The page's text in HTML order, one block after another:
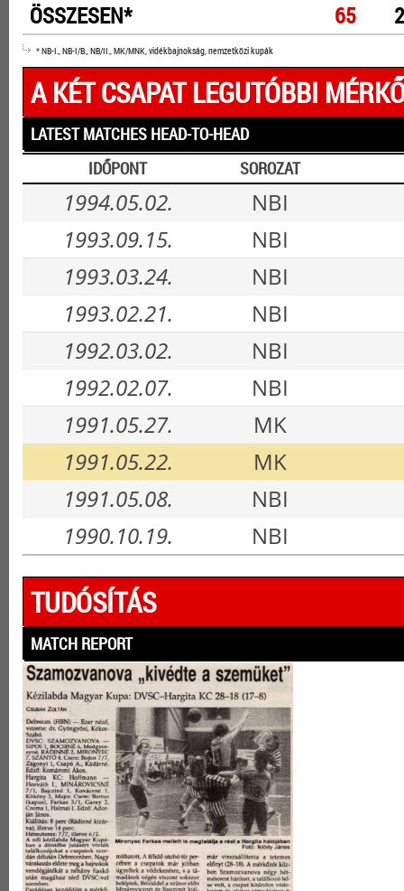
ÖSSZESEN* 65
* NB-I., NB-I/B., NB/II., MK/MNK, vidékbajnokság, nemzetközi kupák
A KÉT CSAPAT LEGUTÓBBI
LATEST MATCHES HEAD-TO-HEAD
IDŐPONT
SOROZAT
1994.05.02.
NBI
1993.09.15.
NBI
1993.03.24.
NBI
1993.02.21.
NBI
1992.03.02.
NBI
1992.02.07.
NBI
1991.05.27.
MK
1991.05.22.
MK
1991.05.08.
NBI
1990.10.19.
NBI
TUDÓSÍTÁS
MATCH REPORT